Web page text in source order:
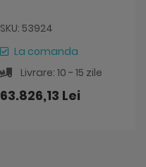
SKU: 53924
La comanda
Livrare: 10 - 15 zile
63.826,13 Lei